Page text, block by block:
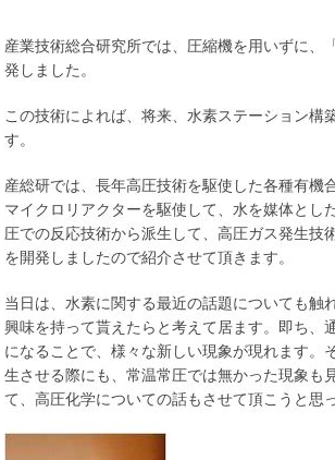
産業技術総合研究所では、圧縮機を用いずに、
発しました。
この技術によれば、将来、水素ステーション構
す。
産総研では、長年高圧技術を駆使した各種有
マイクロリアクターを駆使して、水を媒体とし
圧での反応技術から派生して、高圧ガス発生
を開発しましたので紹介させて頂きます。
当日は、水素に関する最近の話題についても触
興味を持って貰えたらと考えて居ます。即ち、
になることで、様々な新しい現象が現れます。
生させる際にも、常温常圧では無かった現象も
て、高圧化学についての話もさせて頂こうと思